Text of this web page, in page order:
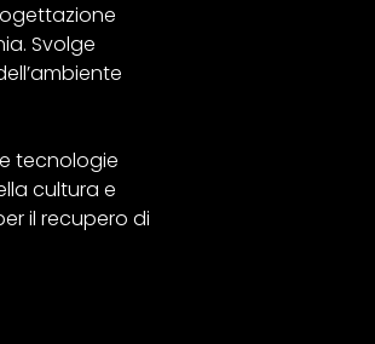
Svolge
tecnologie
cultura e
il recupero di